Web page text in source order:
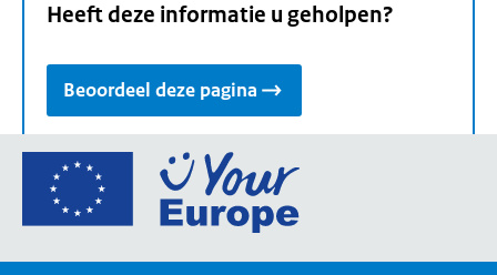
Heeft deze informatie u geholpen?
Beoordeel deze pagina
Ga
de